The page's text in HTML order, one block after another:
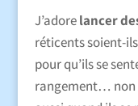
J’adorelancer
réticents soient-
pour qu’ils se
rangement… non